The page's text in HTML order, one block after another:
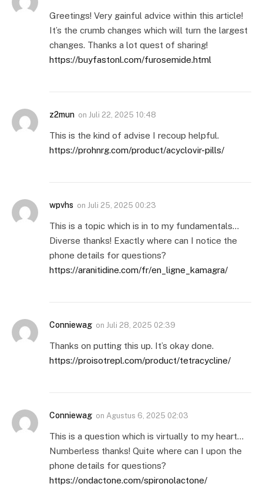
Greetings! Very gainful advice within this article!
It’s the crumb changes which will turn the largest
changes. Thanks a lot quest of sharing!
https://buyfastonl.com/furosemide.html
z2mun on Juli 22, 2025 10:48
This is the kind of advise I recoup helpful.
https://prohnrg.com/product/acyclovir-pills/
wpvhs on Juli 25, 2025 00:23
This is a topic which is in to my fundamentals…
Diverse thanks! Exactly where can I notice the
phone details for questions?
https://aranitidine.com/fr/en_ligne_kamagra/
Conniewag on Juli 28, 2025 02:39
Thanks on putting this up. It’s okay done.
https://proisotrepl.com/product/tetracycline/
Conniewag on Agustus 6, 2025 02:03
This is a question which is virtually to my heart…
Numberless thanks! Quite where can I upon the
phone details for questions?
https://ondactone.com/spironolactone/